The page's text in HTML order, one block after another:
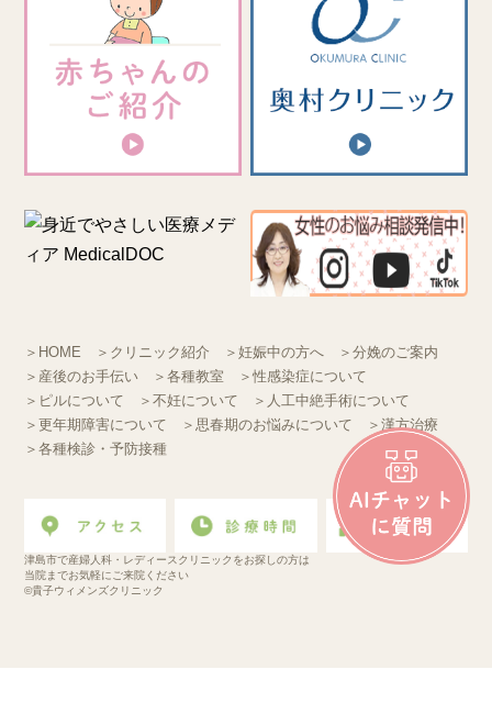
＞HOME ＞クリニック紹介 ＞妊娠中の方へ
＞分娩のご案内
＞産後のお手伝い
＞各種教室
＞性感染症について
＞ピルについて
＞不妊について
＞人工中絶手術について
＞更年期障害について
＞思春期のお悩みについて
＞漢方治療
＞各種検診・予防接種
津島市で産婦人科・レディースクリニックをお探しの方は
当院までお気軽にご来院ください
©貴子ウィメンズクリニック